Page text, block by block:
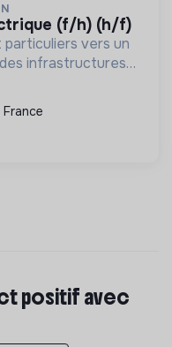
(f/h) (h/f)
vers un
infrastructures
l'énergie, les
la
positif avec